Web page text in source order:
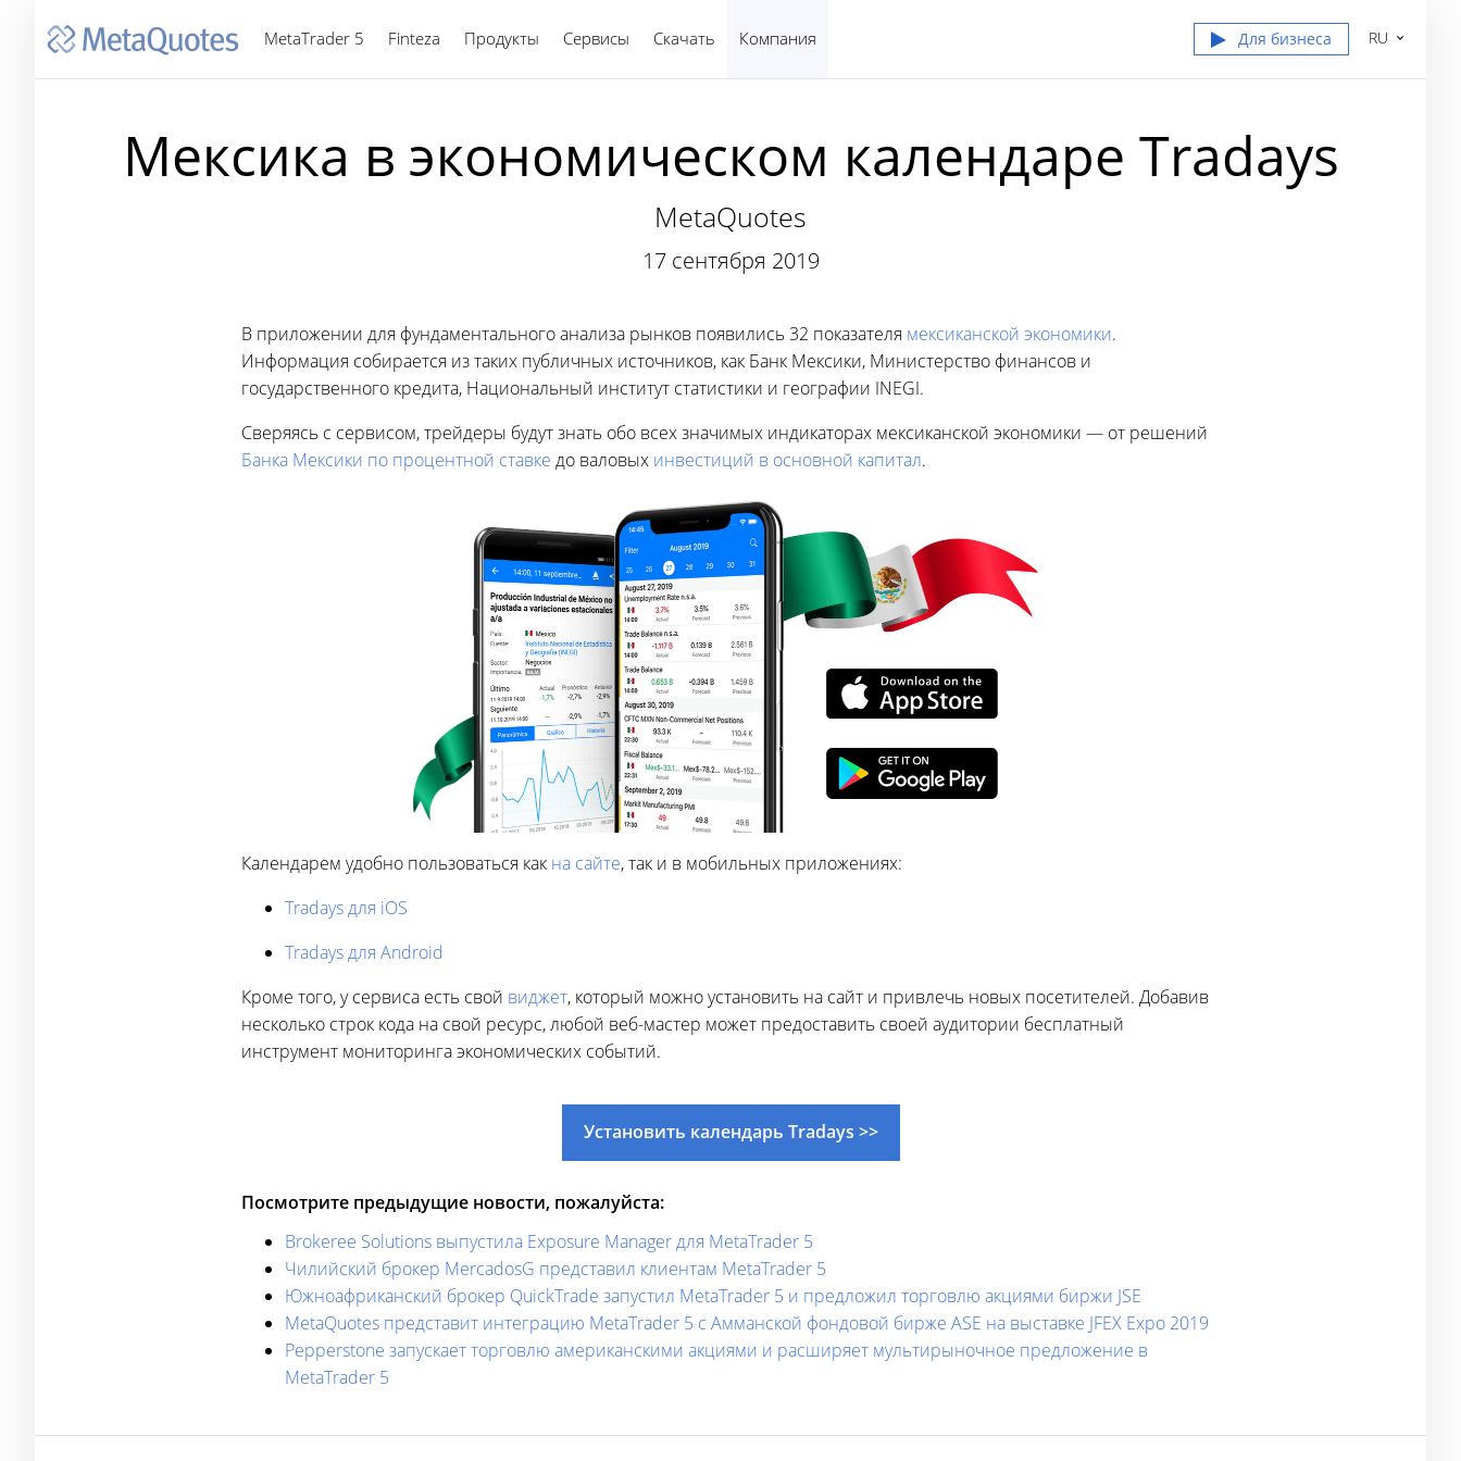
MetaTrader 5 Finteza Продукты Сервисы Скачать Компания Для бизнеса RU
Мексика в экономическом календаре Tradays
MetaQuotes
17 сентября 2019
В приложении для фундаментального анализа рынков появились 32 показателя мексиканской экономики.
Информация собирается из таких публичных источников, как Банк Мексики, Министерство финансов и
государственного кредита, Национальный институт статистики и географии INEGI.
Сверяясь с сервисом, трейдеры будут знать обо всех значимых индикаторах мексиканской экономики — от решений
Банка Мексики по процентной ставке до валовых инвестиций в основной капитал.
Календарем удобно пользоваться как на сайте, так и в мобильных приложениях:
Tradays для iOS
Tradays для Android
Кроме того, у сервиса есть свой виджет, который можно установить на сайт и привлечь новых посетителей. Добавив
несколько строк кода на свой ресурс, любой веб-мастер может предоставить своей аудитории бесплатный
инструмент мониторинга экономических событий.
Установить календарь Tradays >>
Посмотрите предыдущие новости, пожалуйста:
Brokeree Solutions выпустила Exposure Manager для MetaTrader 5
Чилийский брокер MercadosG представил клиентам MetaTrader 5
Южноафриканский брокер QuickTrade запустил MetaTrader 5 и предложил торговлю акциями биржи JSE
MetaQuotes представит интеграцию MetaTrader 5 с Амманской фондовой бирже ASE на выставке JFEX Expo 2019
Pepperstone запускает торговлю американскими акциями и расширяет мультирыночное предложение в
MetaTrader 5